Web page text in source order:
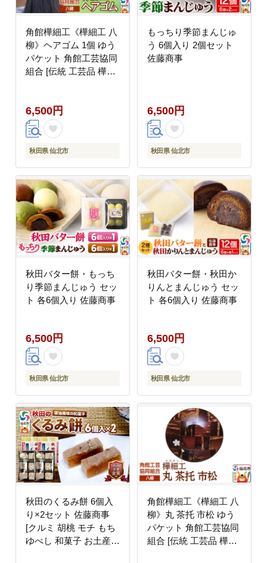
角館樺細工《樺細工 八
柳》ヘアゴム 1個 ゆう
パケット 角館工芸協同
組合 [伝統 工芸品 樺細
6,500円
秋田県 仙北市
もっちり季節まんじゅ
う 6個入り 2個セット
佐藤商事
6,500円
秋田県 仙北市
秋田バター餅・もっち
り季節まんじゅう セッ
ト 各6個入り 佐藤商事
6,500円
秋田県 仙北市
秋田バター餅・秋田か
りんとまんじゅう セッ
ト 各6個入り 佐藤商事
6,500円
秋田県 仙北市
秋田のくるみ餅 6個入
り×2セット 佐藤商事
[クルミ 胡桃 モチ もち
ゆべし 和菓子 お土産
角館樺細工《樺細工 八
柳》丸 茶托 市松 ゆう
パケット 角館工芸協同
組合 [伝統 工芸品 樺細